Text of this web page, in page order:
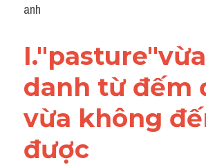
Cách paraphrase
Part 2
Noun
Verb
anh
danh từ đếm
vừa không
được